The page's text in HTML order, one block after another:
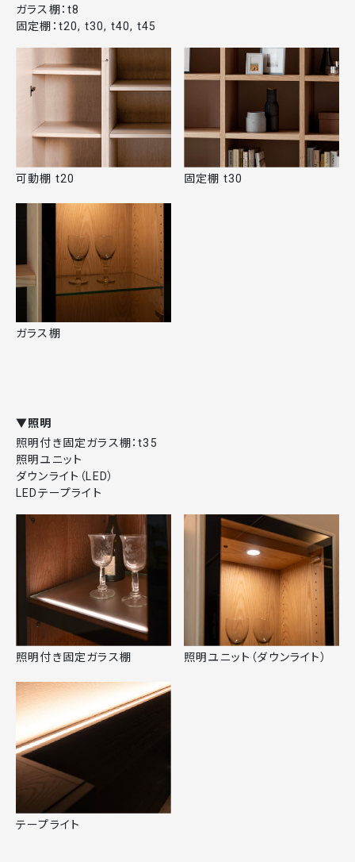
ガラス棚：t8
固定棚：t20, t30, t40, t45
可動棚 t20 固定棚 t30
ガラス棚
▼照明
照明付き固定ガラス棚：t35
照明ユニット
ダウンライト（LED）
LEDテープライト
照明付き固定ガラス棚 照明ユニット（ダウンライト）
テープライト